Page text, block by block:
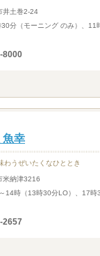
井土巻2-24
分（モーニング のみ）、11
8000
魚幸
わうぜいたくなひととき
米納津3216
14時（13時30分LO）、17時
2657